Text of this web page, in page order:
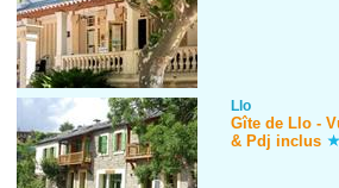
Llo
Gîte de Llo -
& Pdj inclus